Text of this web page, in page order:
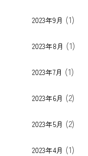
2023年9月 (1)
2023年8月 (1)
2023年7月 (1)
2023年6月 (2)
2023年5月 (2)
2023年4月 (1)